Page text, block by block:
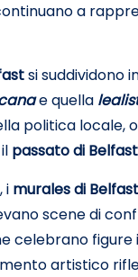
a
si suddividono
e quella
politica locale,
passato di Belfast
i murales di Belfast
scene di
celebrano
artistico